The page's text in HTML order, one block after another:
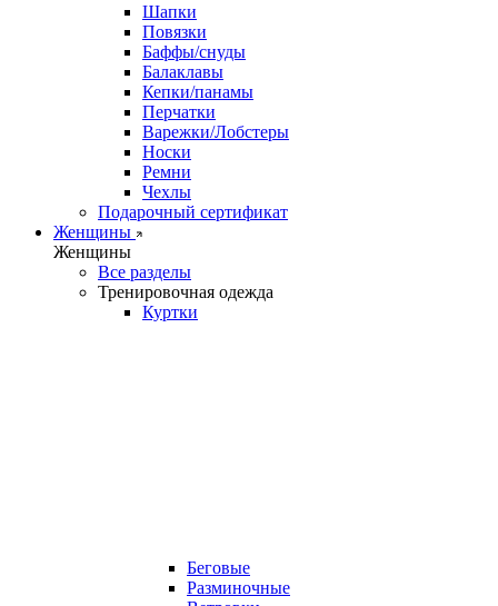
Шапки
Повязки
Баффы/снуды
Балаклавы
Кепки/панамы
Перчатки
Варежки/Лобстеры
Носки
Ремни
Чехлы
Подарочный сертификат
Женщины
Женщины
Все разделы
Тренировочная одежда
Куртки
Беговые
Разминочные